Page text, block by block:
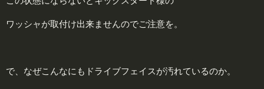
ワッシャが取付け出来ませんのでご注意を。
で、なぜこんなにもドライブフェイスが汚れているのか。